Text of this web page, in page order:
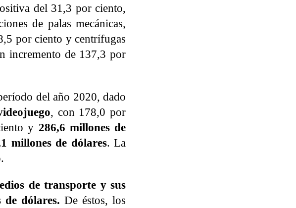
del 31,3 por ciento,
de palas mecánicas,
por ciento y centrífugas
incremento de 137,3 por
del año 2020, dado
, con 178,0 por
y 286,6 millones de
millones de dólares. La
de transporte y sus
de dólares. De éstos, los